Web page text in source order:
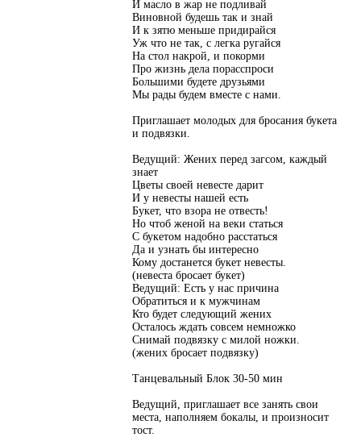
И масло в жар не подливай
Виновной будешь так и знай
И к зятю меньше придирайся
Уж что не так, с легка ругайся
На стол накрой, и покорми
Про жизнь дела порасспроси
Большими будете друзьями
Мы рады будем вместе с нами.
Приглашает молодых для бросания букета
и подвязки.
Ведущий: Жених перед загсом, каждый
знает
Цветы своей невесте дарит
И у невесты нашей есть
Букет, что взора не отвесть!
Но чтоб женой на веки статься
С букетом надобно расстаться
Да и узнать бы интересно
Кому достанется букет невесты.
(невеста бросает букет)
Ведущий: Есть у нас причина
Обратиться и к мужчинам
Кто будет следующий жених
Осталось ждать совсем немножко
Снимай подвязку с милой ножки.
(жених бросает подвязку)
Танцевальный Блок 30-50 мин
Ведущий, приглашает все занять свои
места, наполняем бокалы, и произносит
тост.